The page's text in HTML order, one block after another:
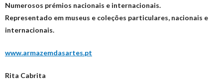
Numerosos prémios nacionais e internacionais.
Representado em museus e coleções particulares, nacionais e
internacionais.
www.armazemdasartes.pt
Rita Cabrita